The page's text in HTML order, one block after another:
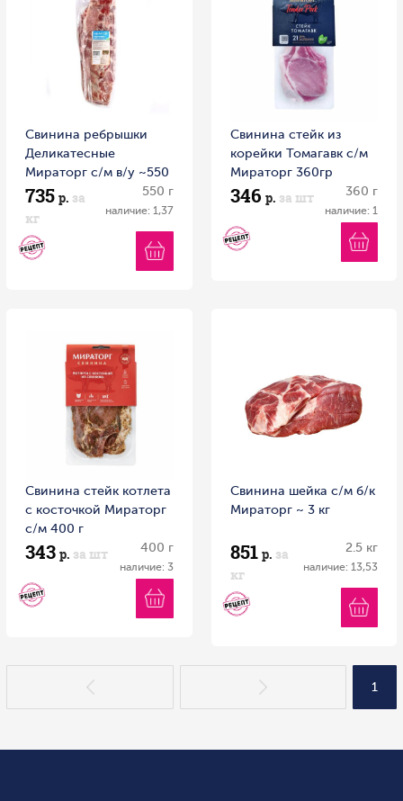
Свинина ребрышки
Деликатесные
Мираторг с/м в/у ~550
г
735 р. за
кг
550 г
наличие: 1,37
Свинина стейк из
корейки Томагавк с/м
Мираторг 360гр
346 р. за шт 360 г
наличие: 1
Свинина стейк котлета
с косточкой Мираторг
с/м 400 г
343 р. за шт 400 г
наличие: 3
Свинина шейка с/м б/к
Мираторг ~ 3 кг
851 р. за
кг
2.5 кг
наличие: 13,53
1